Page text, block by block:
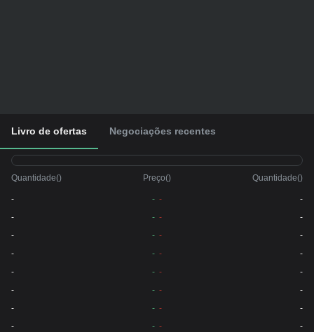
Livro de ofertas Negociações recentes
Quantidade() Preço() Quantidade()
-
-
-
-
-
-
-
-
-
-
-
-
-
-
-
-
-
-
-
-
-
-
-
-
-
-
-
-
-
-
-
-